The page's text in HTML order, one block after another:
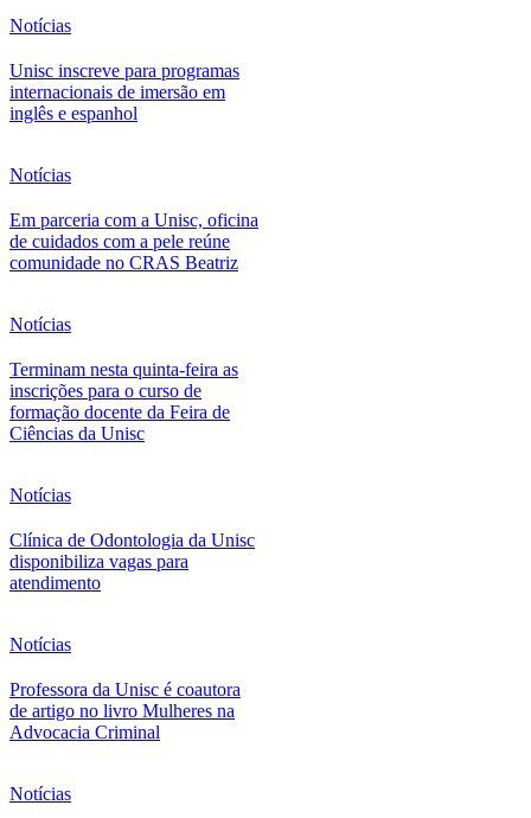
Notícias
Unisc inscreve para programas
internacionais de imersão em
inglês e espanhol
Notícias
Em parceria com a Unisc, oficina
de cuidados com a pele reúne
comunidade no CRAS Beatriz
Notícias
Terminam nesta quinta-feira as
inscrições para o curso de
formação docente da Feira de
Ciências da Unisc
Notícias
Clínica de Odontologia da Unisc
disponibiliza vagas para
atendimento
Notícias
Professora da Unisc é coautora
de artigo no livro Mulheres na
Advocacia Criminal
Notícias